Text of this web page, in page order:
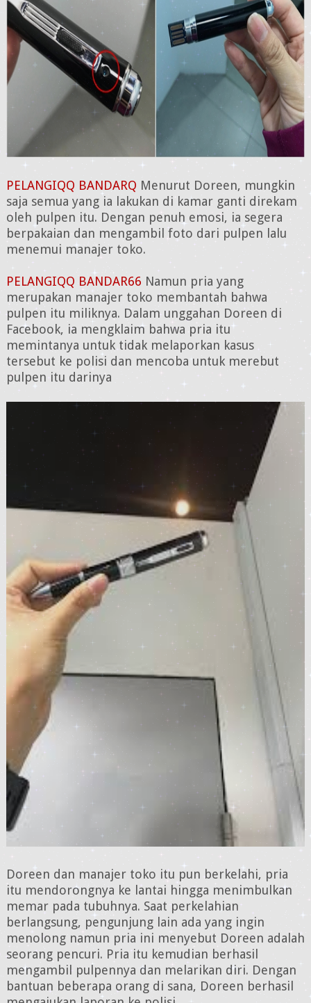
PELANGIQQ BANDARQ Menurut Doreen, mungkin
saja semua yang ia lakukan di kamar ganti direkam
oleh pulpen itu. Dengan penuh emosi, ia segera
berpakaian dan mengambil foto dari pulpen lalu
menemui manajer toko.
PELANGIQQ BANDAR66 Namun pria yang
merupakan manajer toko membantah bahwa
pulpen itu miliknya. Dalam unggahan Doreen di
Facebook, ia mengklaim bahwa pria itu
memintanya untuk tidak melaporkan kasus
tersebut ke polisi dan mencoba untuk merebut
pulpen itu darinya
Doreen dan manajer toko itu pun berkelahi, pria
itu mendorongnya ke lantai hingga menimbulkan
memar pada tubuhnya. Saat perkelahian
berlangsung, pengunjung lain ada yang ingin
menolong namun pria ini menyebut Doreen adalah
seorang pencuri. Pria itu kemudian berhasil
mengambil pulpennya dan melarikan diri. Dengan
bantuan beberapa orang di sana, Doreen berhasil